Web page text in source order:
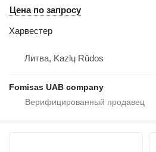
Цена по запросу
Харвестер
Литва, Kazlų Rūdos
Fomisas UAB company